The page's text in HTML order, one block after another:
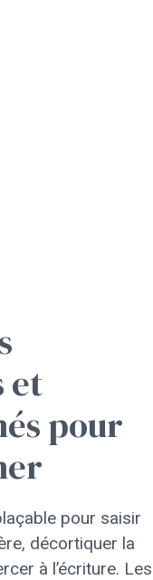
et
pour
pour saisir
décortiquer la
à l’écriture. Les